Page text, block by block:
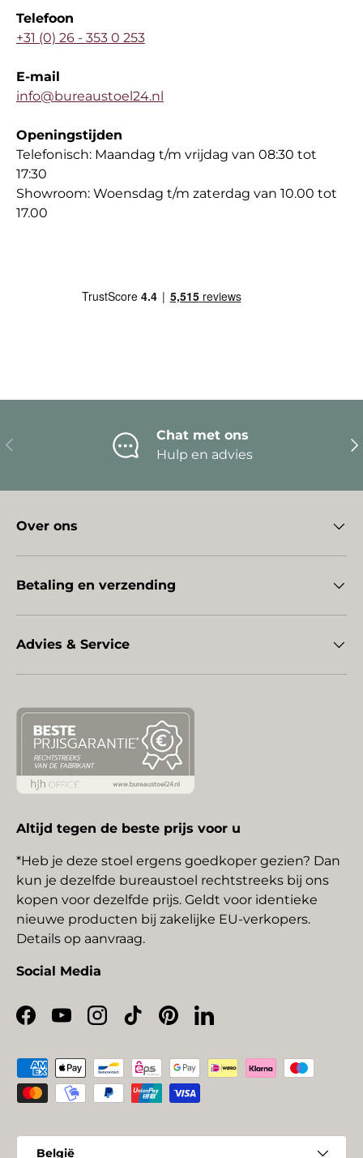
Telefoon
+31 (0) 26 - 353 0 253
E-mail
info@bureaustoel24.nl
Openingstijden
Telefonisch: Maandag t/m vrijdag van 08:30 tot
17:30
Showroom: Woensdag t/m zaterdag van 10.00 tot
17.00
Vorige
Chat met ons
Hulp en advies
Over ons
Betaling en verzending
Advies & Service
Altijd tegen de beste prijs voor u
*Heb je deze stoel ergens goedkoper gezien? Dan
kun je dezelfde bureaustoel rechtstreeks bij ons
kopen voor dezelfde prijs. Geldt voor identieke
nieuwe producten bij zakelijke EU-verkopers.
Details op aanvraag.
Social Media
Facebook
YouTubeInstagram
TikTokPinterestLinkedIn
Geaccepteerde betaalmethoden
België